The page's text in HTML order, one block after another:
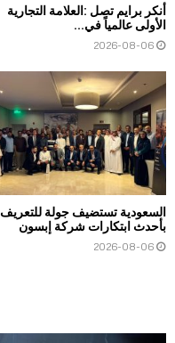
أنكر برايم تصل :العلامة التجارية
الأولى عالمياً في...
2026-08-06
السعودية تستضيف جولة للتعريف
بأحدث ابتكارات شركة إبسون
2026-08-06